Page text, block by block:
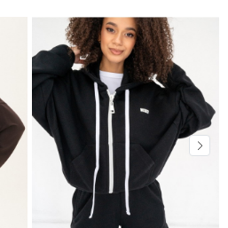
Zgłoś nielegalną treść